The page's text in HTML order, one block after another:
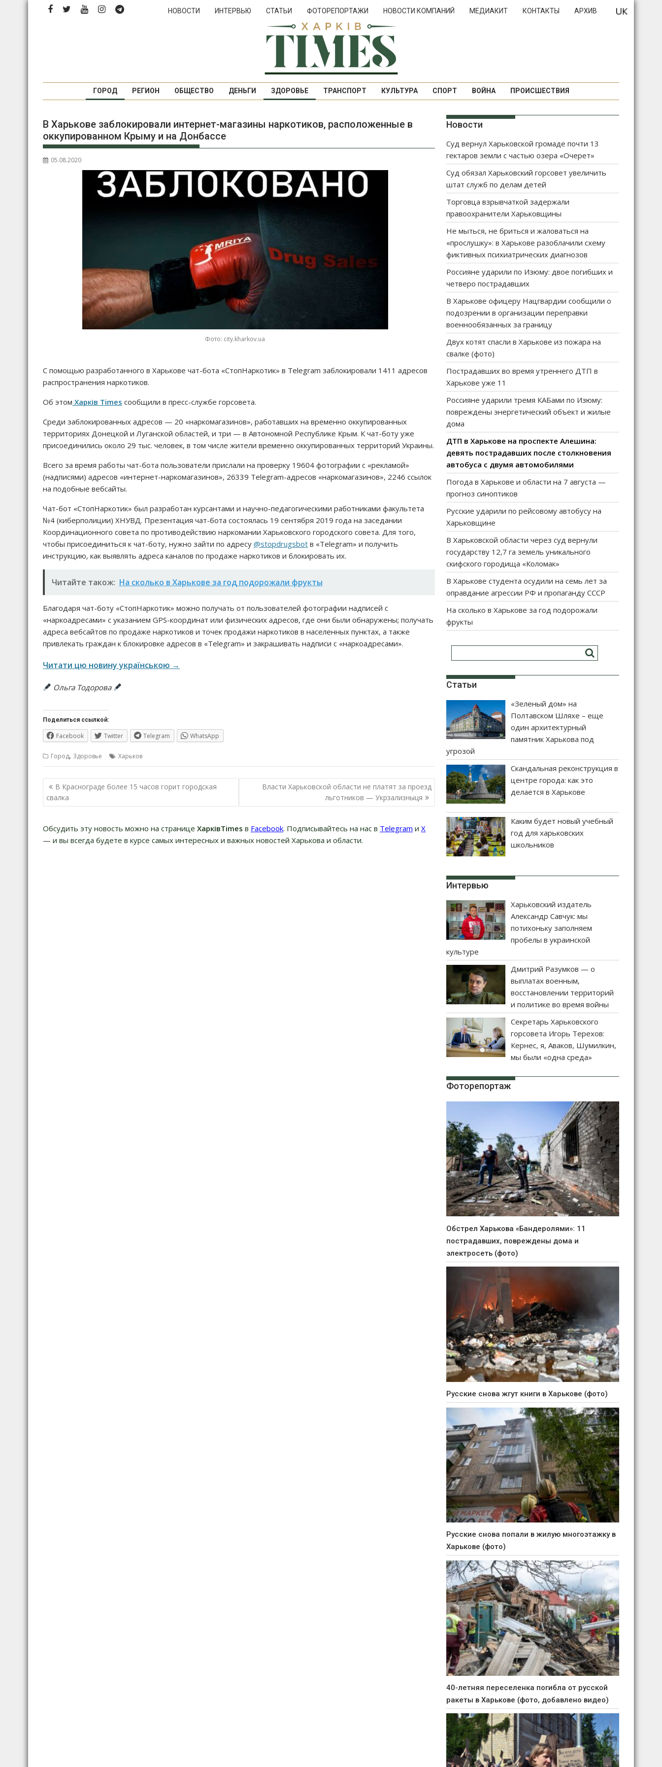
Перейти
НОВОСТИ ИНТЕРВЬЮ СТАТЬИ ФОТОРЕПОРТАЖИ НОВОСТИ КОМПАНИЙ МЕДИАКИТ КОНТАКТЫ АРХИВ
ГОРОД РЕГИОН ОБЩЕСТВО ДЕНЬГИ ЗДОРОВЬЕ ТРАНСПОРТ КУЛЬТУРА СПОРТ ВОЙНА ПРОИСШЕСТВИЯ
В Харькове заблокировали интернет-магазины наркотиков, расположенные в
оккупированном Крыму и на Донбассе
05.08.2020
Фото: city.kharkov.ua
С помощью разработанного в Харькове чат-бота «СтопНаркотик» в Telegram заблокировали 1411 адресов
распространения наркотиков.
Об этом Харків Times сообщили в пресс-службе горсовета.
Среди заблокированных адресов — 20 «наркомагазинов», работавших на временно оккупированных
территориях Донецкой и Луганской областей, и три — в Автономной Республике Крым. К чат-боту уже
присоединились около 29 тыс. человек, в том числе жители временно оккупированных территорий Украины.
Всего за время работы чат-бота пользователи прислали на проверку 19604 фотографии с «рекламой»
(надписями) адресов «интернет-наркомагазинов», 26339 Telegram-адресов «наркомагазинов», 2246 ссылок
на подобные вебсайты.
Чат-бот «СтопНаркотик» был разработан курсантами и научно-педагогическими работниками факультета
№4 (киберполиции) ХНУВД. Презентация чат-бота состоялась 19 сентября 2019 года на заседании
Координационного совета по противодействию наркомании Харьковского городского совета. Для того,
чтобы присоединиться к чат-боту, нужно зайти по адресу @stopdrugsbot в «Telegram» и получить
инструкцию, как выявлять адреса каналов по продаже наркотиков и блокировать их.
Читайте також: На сколько в Харькове за год подорожали фрукты
Благодаря чат-боту «СтопНаркотик» можно получать от пользователей фотографии надписей с
«наркоадресами» с указанием GPS-координат или физических адресов, где они были обнаружены; получать
адреса вебсайтов по продаже наркотиков и точек продажи наркотиков в населенных пунктах, а также
привлекать граждан к блокировке адресов в «Telegram» и закрашивать надписи с «наркоадресами».
Читати цю новину українською →
Ольга Тодорова
Поделиться ссылкой:
Facebook Twitter Telegram WhatsApp
Город, Здоровье Харьков
Навигация
по
записям
В Краснограде более 15 часов горит городская
свалка
Власти Харьковской области не платят за проезд
льготников — Укрзализныця
Обсудить эту новость можно на странице ХарківTimes в Facebook. Подписывайтесь на нас в Telegram и Х
— и вы всегда будете в курсе самых интересных и важных новостей Харькова и области.
Новости
Суд вернул Харьковской громаде почти 13
гектаров земли с частью озера «Очерет»
Суд обязал Харьковский горсовет увеличить
штат служб по делам детей
Торговца взрывчаткой задержали
правоохранители Харьковщины
Не мыться, не бриться и жаловаться на
«прослушку»: в Харькове разоблачили схему
фиктивных психиатрических диагнозов
Россияне ударили по Изюму: двое погибших и
четверо пострадавших
В Харькове офицеру Нацгвардии сообщили о
подозрении в организации переправки
военнообязанных за границу
Двух котят спасли в Харькове из пожара на
свалке (фото)
Пострадавших во время утреннего ДТП в
Харькове уже 11
Россияне ударили тремя КАБами по Изюму:
повреждены энергетический объект и жилые
дома
ДТП в Харькове на проспекте Алешина:
девять пострадавших после столкновения
автобуса с двумя автомобилями
Погода в Харькове и области на 7 августа —
прогноз синоптиков
Русские ударили по рейсовому автобусу на
Харьковщине
В Харьковской области через суд вернули
государству 12,7 га земель уникального
скифского городища «Коломак»
В Харькове студента осудили на семь лет за
оправдание агрессии РФ и пропаганду СССР
На сколько в Харькове за год подорожали
фрукты
Статьи
«Зеленый дом» на
Полтавском Шляхе – еще
один архитектурный
памятник Харькова под
угрозой
Скандальная реконструкция в
центре города: как это
делается в Харькове
Каким будет новый учебный
год для харьковских
школьников
Интервью
Харьковский издатель
Александр Савчук: мы
потихоньку заполняем
пробелы в украинской
культуре
Дмитрий Разумков — о
выплатах военным,
восстановлении территорий
и политике во время войны
Секретарь Харьковского
горсовета Игорь Терехов:
Кернес, я, Аваков, Шумилкин,
мы были «одна среда»
Фоторепортаж
Обстрел Харькова «Бандеролями»: 11
пострадавших, повреждены дома и
электросеть (фото)
Русские снова жгут книги в Харькове (фото)
Русские снова попали в жилую многоэтажку в
Харькове (фото)
40-летняя переселенка погибла от русской
ракеты в Харькове (фото, добавлено видео)